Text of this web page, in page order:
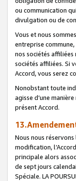
ou communication
divulgation ou de
Vous et nous
entreprise
nos sociétés
sociétés affiliées. Si
Accord, vous serez
Nonobstant toute
agisse d’une
présent Accord.
Nous nous
modification,
principale alors
de sept jours
Spéciale. LA